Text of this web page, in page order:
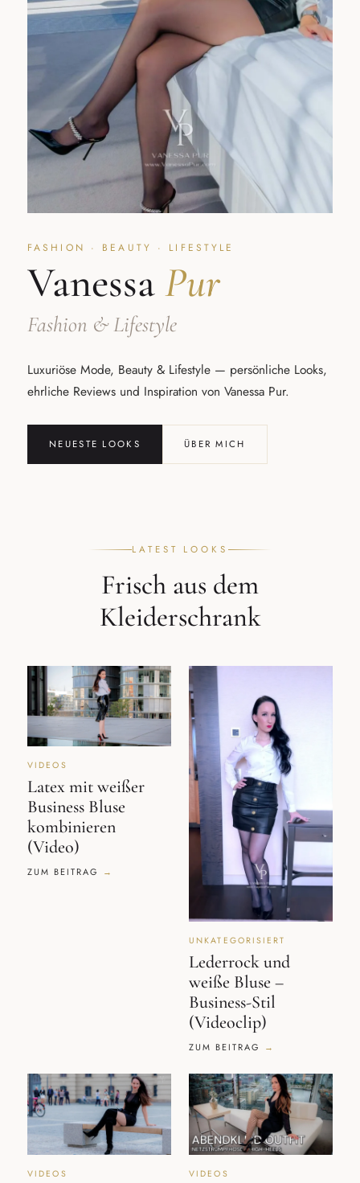
FASHION · BEAUTY · LIFESTYLE
VanessaPur
Fashion & Lifestyle
Luxuriöse Mode, Beauty & Lifestyle — persönliche Looks,
ehrliche Reviews und Inspiration von Vanessa Pur.
NEUESTE LOOKS ÜBER MICH
LATEST LOOKS
Frisch aus dem
Kleiderschrank
VIDEOS
Latex mit weißer
Business Bluse
kombinieren
(Video)
ZUM BEITRAG
UNKATEGORISIERT
Lederrock und
weiße Bluse –
Business-Stil
(Videoclip)
ZUM BEITRAG
VIDEOS VIDEOS